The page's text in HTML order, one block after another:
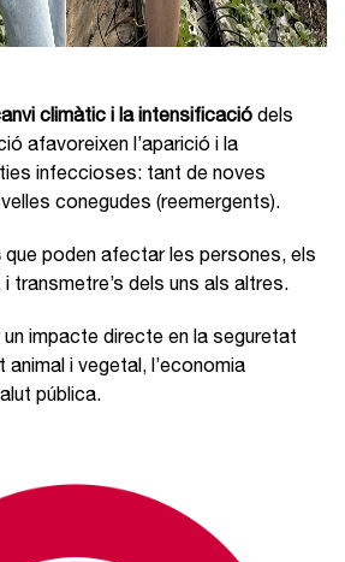
climàtic i la intensificació dels
afavoreixen l’aparició i la
infeccioses: tant de noves
conegudes (reemergents).
que poden afectar les persones, els
transmetre’s dels uns als altres.
impacte directe en la seguretat
i vegetal, l’economia
pública.